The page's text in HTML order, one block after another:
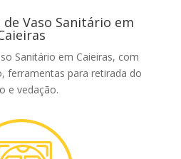
Vaso Sanitário em
Sanitário em Caieiras, com
ferramentas para retirada do
e vedação.